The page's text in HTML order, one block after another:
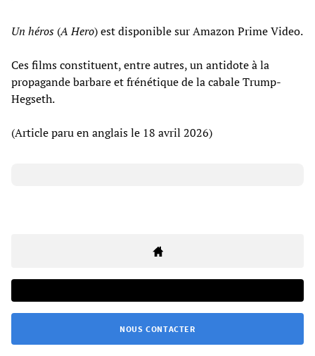
Un héros (A Hero) est disponible sur Amazon Prime Video.
Ces films constituent, entre autres, un antidote à la
propagande barbare et frénétique de la cabale Trump-
Hegseth.
(Article paru en anglais le 18 avril 2026)
NOUS CONTACTER